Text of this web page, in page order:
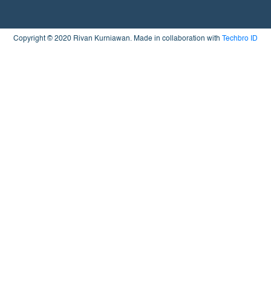
Copyright © 2020 Rivan Kurniawan. Made in collaboration with Techbro ID